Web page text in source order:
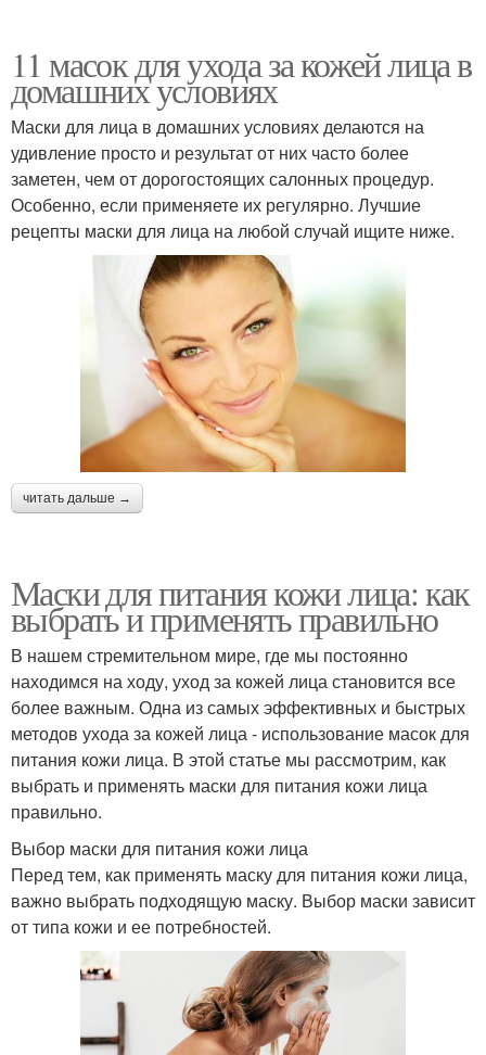
11 масок для ухода за кожей лица в
домашних условиях
Маски для лица в домашних условиях делаются на
удивление просто и результат от них часто более
заметен, чем от дорогостоящих салонных процедур.
Особенно, если применяете их регулярно. Лучшие
рецепты маски для лица на любой случай ищите ниже.
читать дальше →
Маски для питания кожи лица: как
выбрать и применять правильно
В нашем стремительном мире, где мы постоянно
находимся на ходу, уход за кожей лица становится все
более важным. Одна из самых эффективных и быстрых
методов ухода за кожей лица - использование масок для
питания кожи лица. В этой статье мы рассмотрим, как
выбрать и применять маски для питания кожи лица
правильно.
Выбор маски для питания кожи лица
Перед тем, как применять маску для питания кожи лица,
важно выбрать подходящую маску. Выбор маски зависит
от типа кожи и ее потребностей.